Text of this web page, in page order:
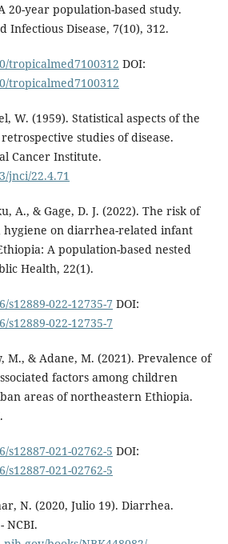
20-year population-based study.
Infectious Disease, 7(10), 312.
tropicalmed7100312 DOI:
tropicalmed7100312
W. (1959). Statistical aspects of the
studies of disease.
Cancer Institute.
jnci/22.4.71
A., & Gage, D. J. (2022). The risk of
on diarrhea-related infant
A population-based nested
Health, 22(1).
022-12735-7 DOI:
022-12735-7
M., & Adane, M. (2021). Prevalence of
factors among children
areas of northeastern Ethiopia.
021-02762-5 DOI:
021-02762-5
N. (2020, Julio 19). Diarrhea.
NCBI.